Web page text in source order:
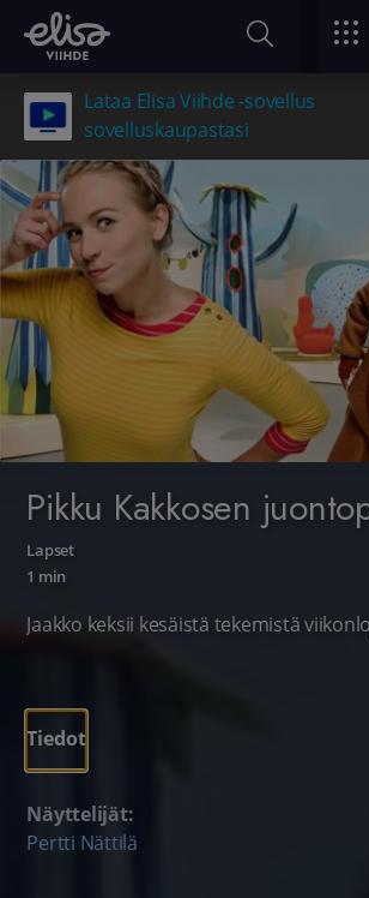
Lataa Elisa Viihde -sovellus
sovelluskaupastasi
Pikku Kakkosen
Lapset
1 min
Jaakko keksii kesäistä tekemistä
Tiedot
Näyttelijät:
Pertti Nättilä